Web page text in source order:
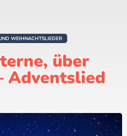
WEIHNACHTSLIEDER
über
Adventslied